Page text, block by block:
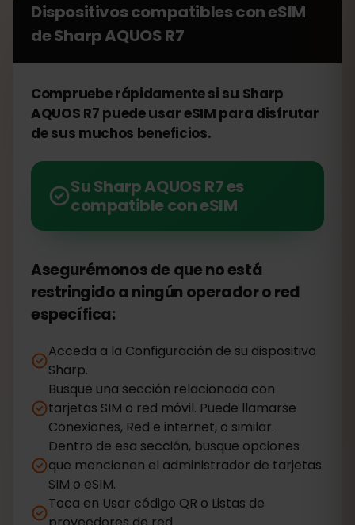
Dispositivos compatibles con eSIM
deSharp AQUOS R7
Compruebe rápidamente si su Sharp
AQUOS R7 puede usar eSIM para disfrutar
de sus muchos beneficios.
Su Sharp AQUOS R7 es
compatible con eSIM
Asegurémonos de que no está
restringido a ningún operador o red
específica:
Acceda a la Configuración de su dispositivo
Sharp.
Busque una sección relacionada con
tarjetas SIM o red móvil. Puede llamarse
Conexiones, Red e internet, o similar.
Dentro de esa sección, busque opciones
que mencionen el administrador de tarjetas
SIM o eSIM.
Toca en Usar código QR o Listas de